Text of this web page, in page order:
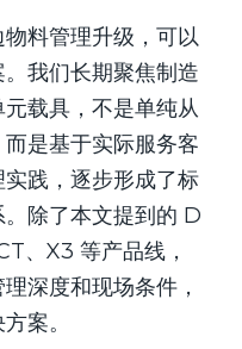
料管理升级，可以
我们长期聚焦制造
载具，不是单纯从
是基于实际服务客
践，逐步形成了标
除了本文提到的 D
、X3 等产品线，
深度和现场条件，
案。